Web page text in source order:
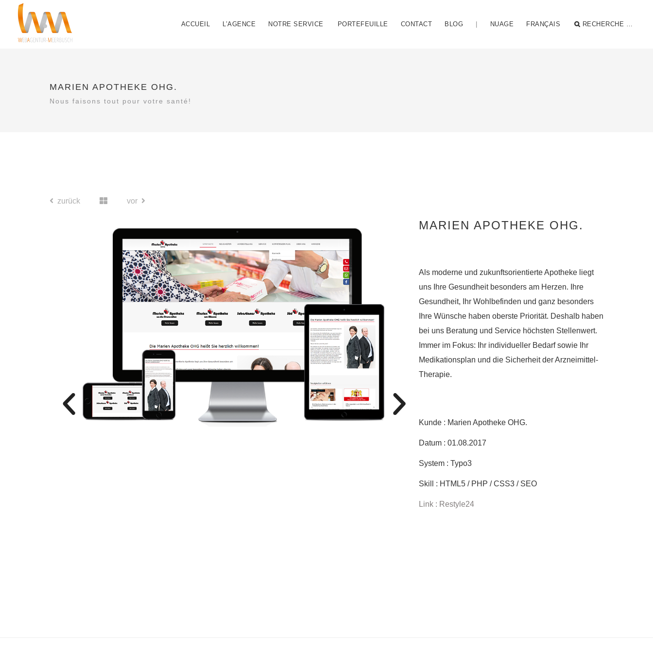
ACCUEIL L’AGENCE NOTRE SERVICE PORTEFEUILLE CONTACT BLOG NUAGE FRANÇAIS RECHERCHE …
MARIEN APOTHEKE OHG.
Nous faisons tout pour votre santé!
zurück vor
MARIEN APOTHEKE OHG.
Als moderne und zukunftsorientierte Apotheke liegt
uns Ihre Gesundheit besonders am Herzen. Ihre
Gesundheit, Ihr Wohlbefinden und ganz besonders
Ihre Wünsche haben oberste Priorität. Deshalb haben
bei uns Beratung und Service höchsten Stellenwert.
Immer im Fokus: Ihr individueller Bedarf sowie Ihr
Medikationsplan und die Sicherheit der Arzneimittel-
Therapie.
Kunde : Marien Apotheke OHG.
Datum : 01.08.2017
System : Typo3
Skill : HTML5 / PHP / CSS3 / SEO
Link : Restyle24